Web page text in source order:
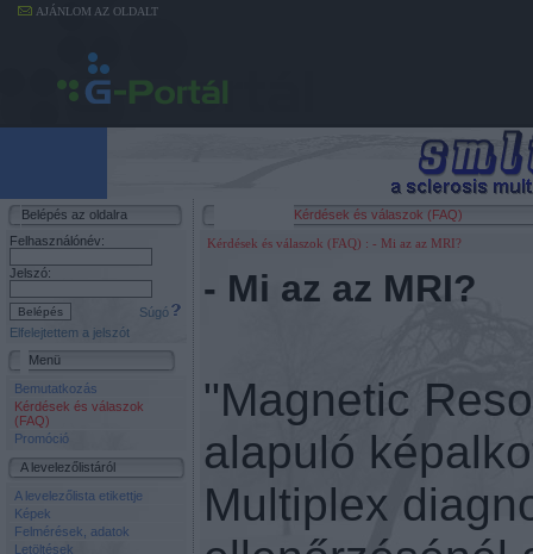
AJÁNLOM AZ OLDALT
Belépés az oldalra
Felhasználónév:
Jelszó:
Súgó
Elfelejtettem a jelszót
Menü
Bemutatkozás
Kérdések és válaszok
(FAQ)
Promóció
A levelezőlistáról
A levelezőlista etikettje
Képek
Felmérések, adatok
Letöltések
Kérdések és válaszok (FAQ)
Kérdések és válaszok (FAQ) : - Mi az az MRI?
- Mi az az MRI?
"Magnetic
alapuló
Multiplex